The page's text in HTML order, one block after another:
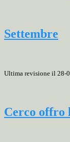
Settembre
Ultima revisione il 28-
Cerco offro